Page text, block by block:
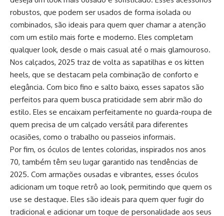
robustos, que podem ser usados de forma isolada ou
combinados, são ideais para quem quer chamar a atenção
com um estilo mais forte e moderno. Eles completam
qualquer look, desde o mais casual até o mais glamouroso.
Nos calçados, 2025 traz de volta as sapatilhas e os kitten
heels, que se destacam pela combinação de conforto e
elegância. Com bico fino e salto baixo, esses sapatos são
perfeitos para quem busca praticidade sem abrir mão do
estilo. Eles se encaixam perfeitamente no guarda-roupa de
quem precisa de um calçado versátil para diferentes
ocasiões, como o trabalho ou passeios informais.
Por fim, os óculos de lentes coloridas, inspirados nos anos
70, também têm seu lugar garantido nas tendências de
2025. Com armações ousadas e vibrantes, esses óculos
adicionam um toque retrô ao look, permitindo que quem os
use se destaque. Eles são ideais para quem quer fugir do
tradicional e adicionar um toque de personalidade aos seus